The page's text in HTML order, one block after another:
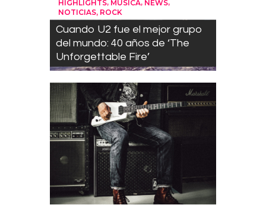
HIGHLIGHTS, MÚSICA, NEWS,
NOTICIAS, ROCK
Cuando U2 fue el mejor grupo
del mundo: 40 años de ‘The
Unforgettable Fire’